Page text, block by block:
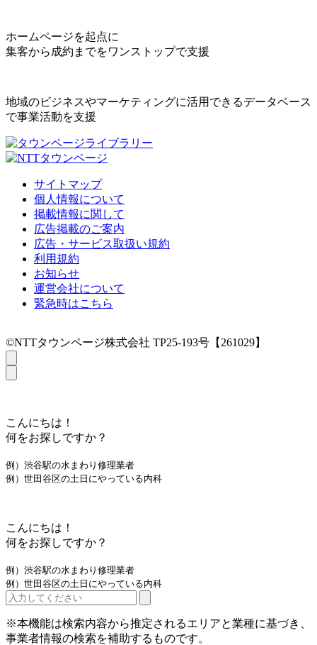
ホームページを起点に
集客から成約までをワンストップで支援
地域のビジネスやマーケティングに活用できるデータベース
で事業活動を支援
サイトマップ
個人情報について
掲載情報に関して
広告掲載のご案内
広告・サービス取扱い規約
利用規約
お知らせ
運営会社について
緊急時はこちら
©NTTタウンページ株式会社 TP25-193号【261029】
こんにちは！
何をお探しですか？
例）渋谷駅の水まわり修理業者
例）世田谷区の土日にやっている内科
こんにちは！
何をお探しですか？
例）渋谷駅の水まわり修理業者
例）世田谷区の土日にやっている内科
※本機能は検索内容から推定されるエリアと業種に基づき、
事業者情報の検索を補助するものです。